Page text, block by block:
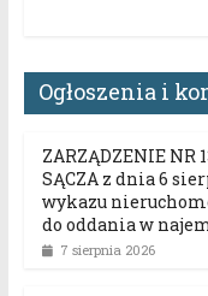
Ogłoszenia i
ZARZĄDZENIE NR
SĄCZA z dnia 6
wykazu
do oddania w
7 sierpnia 2026